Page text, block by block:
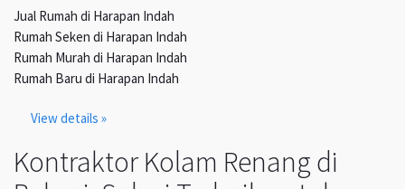
Jual Rumah di Harapan Indah
Rumah Seken di Harapan Indah
Rumah Murah di Harapan Indah
Rumah Baru di Harapan Indah
View details »
Kontraktor Kolam Renang di